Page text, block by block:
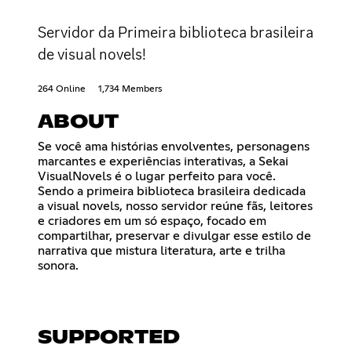
Servidor da Primeira biblioteca brasileira
de visual novels!
264 Online 1,734 Members
ABOUT
Se você ama histórias envolventes, personagens
marcantes e experiências interativas, a Sekai
VisualNovels é o lugar perfeito para você.
Sendo a primeira biblioteca brasileira dedicada
a visual novels, nosso servidor reúne fãs, leitores
e criadores em um só espaço, focado em
compartilhar, preservar e divulgar esse estilo de
narrativa que mistura literatura, arte e trilha
sonora.
SUPPORTED